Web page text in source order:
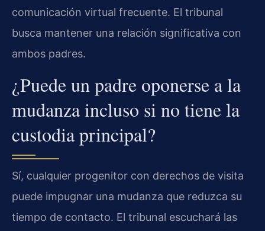
comunicación virtual frecuente. El tribunal
busca mantener una relación significativa con
ambos padres.
¿Puede un padre oponerse a la
mudanza incluso si no tiene la
custodia principal?
Sí, cualquier progenitor con derechos de visita
puede impugnar una mudanza que reduzca su
tiempo de contacto. El tribunal escuchará las